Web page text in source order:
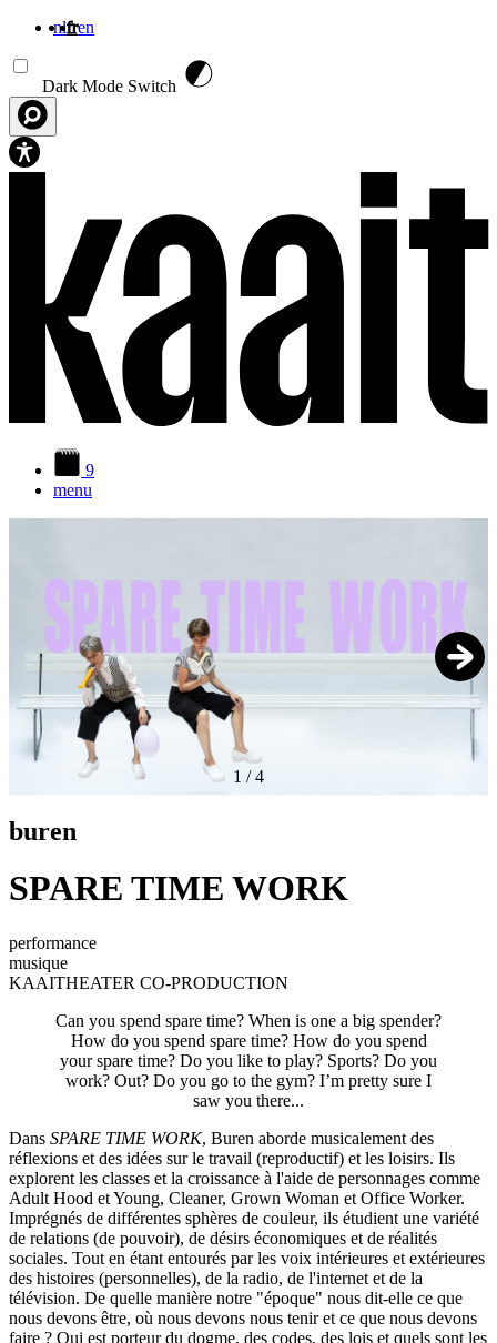
nlfren
Dark Mode Switch
9
menu
1 /4
buren
SPARE TIME WORK
performance
musique
KAAITHEATER CO-PRODUCTION
Can you spend spare time? When is one a big spender?
How do you spend spare time? How do you spend
your spare time? Do you like to play? Sports? Do you
work? Out? Do you go to the gym? I’m pretty sure I
saw you there...
Dans SPARE TIME WORK, Buren aborde musicalement des
réflexions et des idées sur le travail (reproductif) et les loisirs. Ils
explorent les classes et la croissance à l'aide de personnages comme
Adult Hood et Young, Cleaner, Grown Woman et Office Worker.
Imprégnés de différentes sphères de couleur, ils étudient une variété
de relations (de pouvoir), de désirs économiques et de réalités
sociales. Tout en étant entourés par les voix intérieures et extérieures
des histoires (personnelles), de la radio, de l'internet et de la
télévision. De quelle manière notre "époque" nous dit-elle ce que
nous devons être, où nous devons nous tenir et ce que nous devons
faire ? Qui est porteur du dogme, des codes, des lois et quels sont les